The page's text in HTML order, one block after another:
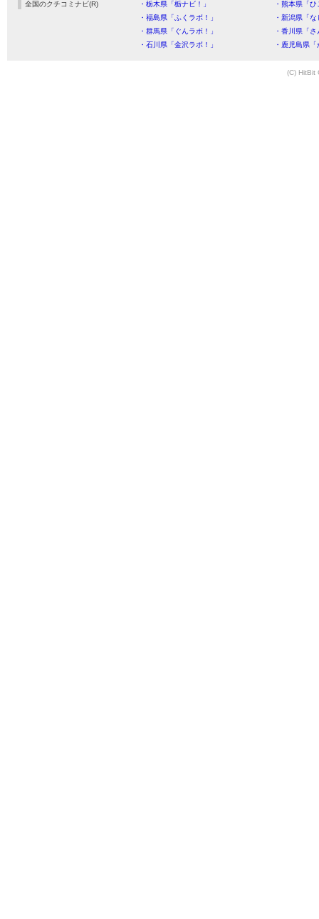
全国のクチコミナビ(R) ・栃木県「栃ナビ！」
・熊本県「
・福島県「ふくラボ！」
・新潟県「
・群馬県「ぐんラボ！」
・香川県「
・石川県「金沢ラボ！」
・鹿児島県
(C) HitBit